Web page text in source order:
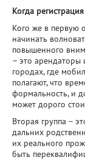
Когда
Кого же в первую
начинать
повышенного
– это арендаторы
городах, где
полагают, что
формальность, и
может дорого
Вторая группа –
дальних
их реального
быть